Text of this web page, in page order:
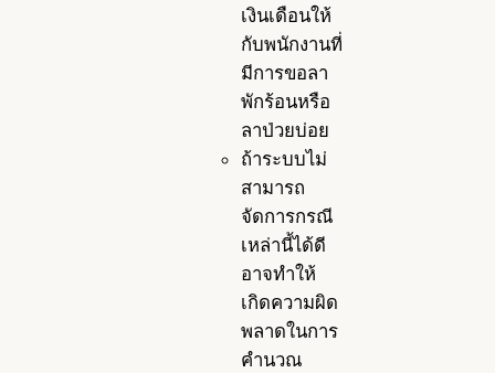
เงินเดือนให้
กับพนักงานที่
มีการขอลา
พักร้อนหรือ
ลาป่วยบ่อย
ถ้าระบบไม่
สามารถ
จัดการกรณี
เหล่านี้ได้ดี
อาจทำให้
เกิดความผิด
พลาดในการ
คำนวณ